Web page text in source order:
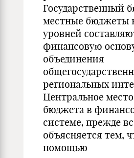
Государственный
местные бюджеты
уровней
финансовую
объединения
региональных
Центральное место
бюджета в
системе, прежде
объясняется тем,
помощью